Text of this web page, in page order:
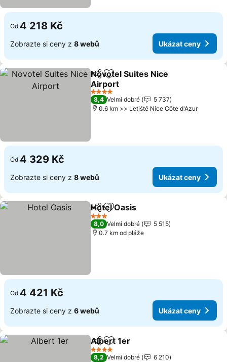
Od 4 218 Kč
Zobrazte si ceny z 8 webů Ukázat ceny
SdíletPřidat na seznam oblíbených
Novotel Suites Nice
Airport
4 Počet hvězdiček
8,4 Velmi dobré
5 737
0.6 km >> Letiště Nice Côte d'Azur
Od 4 329 Kč
Zobrazte si ceny z 8 webů Ukázat ceny
SdíletPřidat na seznam oblíbených
Hotel Oasis
3 Počet hvězdiček
8,0 Velmi dobré
5 515
0.7 km od pláže
Od 4 421 Kč
Zobrazte si ceny z 6 webů Ukázat ceny
SdíletPřidat na seznam oblíbených
Albert 1er
4 Počet hvězdiček
8,2 Velmi dobré
6 210